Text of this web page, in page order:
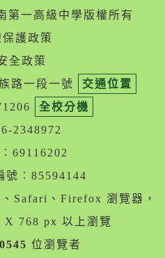
一高級中學版權所有
保護政策
全政策
路一段一號
交通位置
全校分機
2348972
號︰85594144
Safari、Firefox 瀏覽器，
X 768 px 以上瀏覽
位瀏覽者